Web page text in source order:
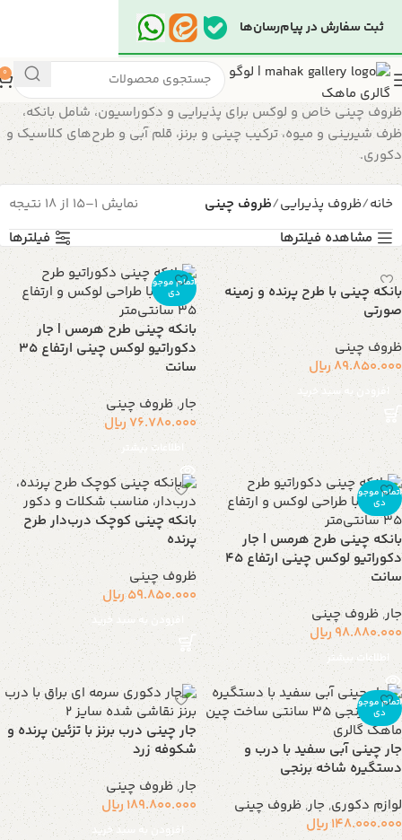
0
ظروف چینی خاص و لوکس برای پذیرایی و دکوراسیون، شامل بانکه،
ظرف شیرینی و میوه، ترکیب چینی و برنز، قلم آبی و طرح‌های کلاسیک و
دکوری.
خانه ظروف پذیرایی ظروف چینی
نمایش 1–15 از 18 نتیجه
مشاهده فیلترها
فیلترها
بانکه چینی با طرح پرنده و زمینه
صورتی
ظروف چینی
89.850.000ریال
افزودن به سبد خرید
اتمام موجو
دی
بانکه چینی طرح هرمس | جار
دکوراتیو لوکس چینی ارتفاع 35
سانت
جار,ظروف چینی
76.780.000 ریال
اطلاعات بیشتر
اتمام موجو
دی
بانکه چینی طرح هرمس | جار
دکوراتیو لوکس چینی ارتفاع 45
سانت
جار,ظروف چینی
98.880.000ریال
اطلاعات بیشتر
بانکه چینی کوچک درب‌دار طرح
پرنده
ظروف چینی
59.850.000 ریال
افزودن به سبد خرید
اتمام موجو
دی
جار چینی آبی سفید با درب و
دستگیره شاخه برنجی
لوازم دکوری,جار,ظروف چینی
148.000.000 ریال
جار چینی درب برنز با تزئین پرنده و
شکوفه زرد
جار,ظروف چینی
189.800.000 ریال
افزودن به سبد خرید
ثبت سفارش در پیام‌رسان‌ها